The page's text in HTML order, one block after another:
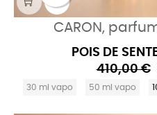
CARON,
POIS DE
410,00 €
30 ml vapo 50 ml vapo